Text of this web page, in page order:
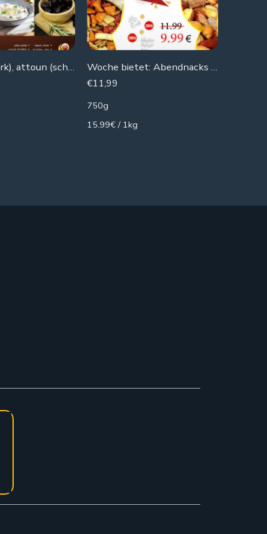
Labneh (Quark), attoun (schwarze Oliven), Oliven Woche bietet: Abendnacks X3
€11,99
750g
15.99€ / 1kg